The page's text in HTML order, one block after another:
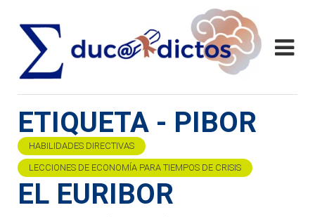
ETIQUETA - PIBOR
HABILIDADES DIRECTIVAS
LECCIONES DE ECONOMÍA PARA TIEMPOS DE CRISIS
EL EURIBOR